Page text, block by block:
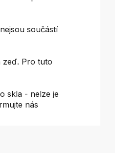
součástí
zeď. Pro tuto
skla - nelze je
nás